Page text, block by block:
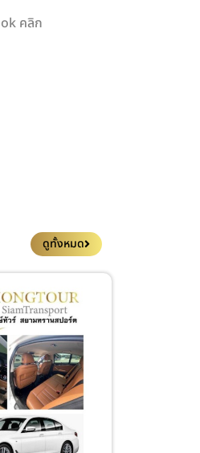
คลิก
ดูทั้งหมด